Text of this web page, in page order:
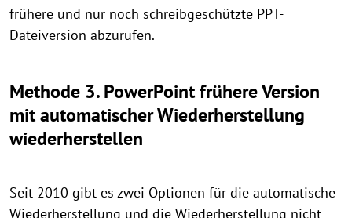
frühere und nur noch schreibgeschützte PPT-
Dateiversion abzurufen.
Methode 3. PowerPoint frühere Version
mit automatischer Wiederherstellung
wiederherstellen
Seit 2010 gibt es zwei Optionen für die automatische
Wiederherstellung und die Wiederherstellung nicht